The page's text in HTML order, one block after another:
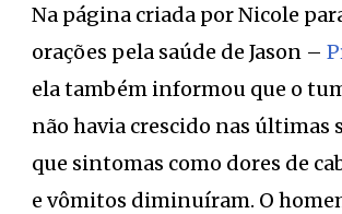
Na página criada por Nicole
orações pela saúde de Jason –
ela também informou que o
não havia crescido nas últimas
que sintomas como dores de
e vômitos diminuíram. O